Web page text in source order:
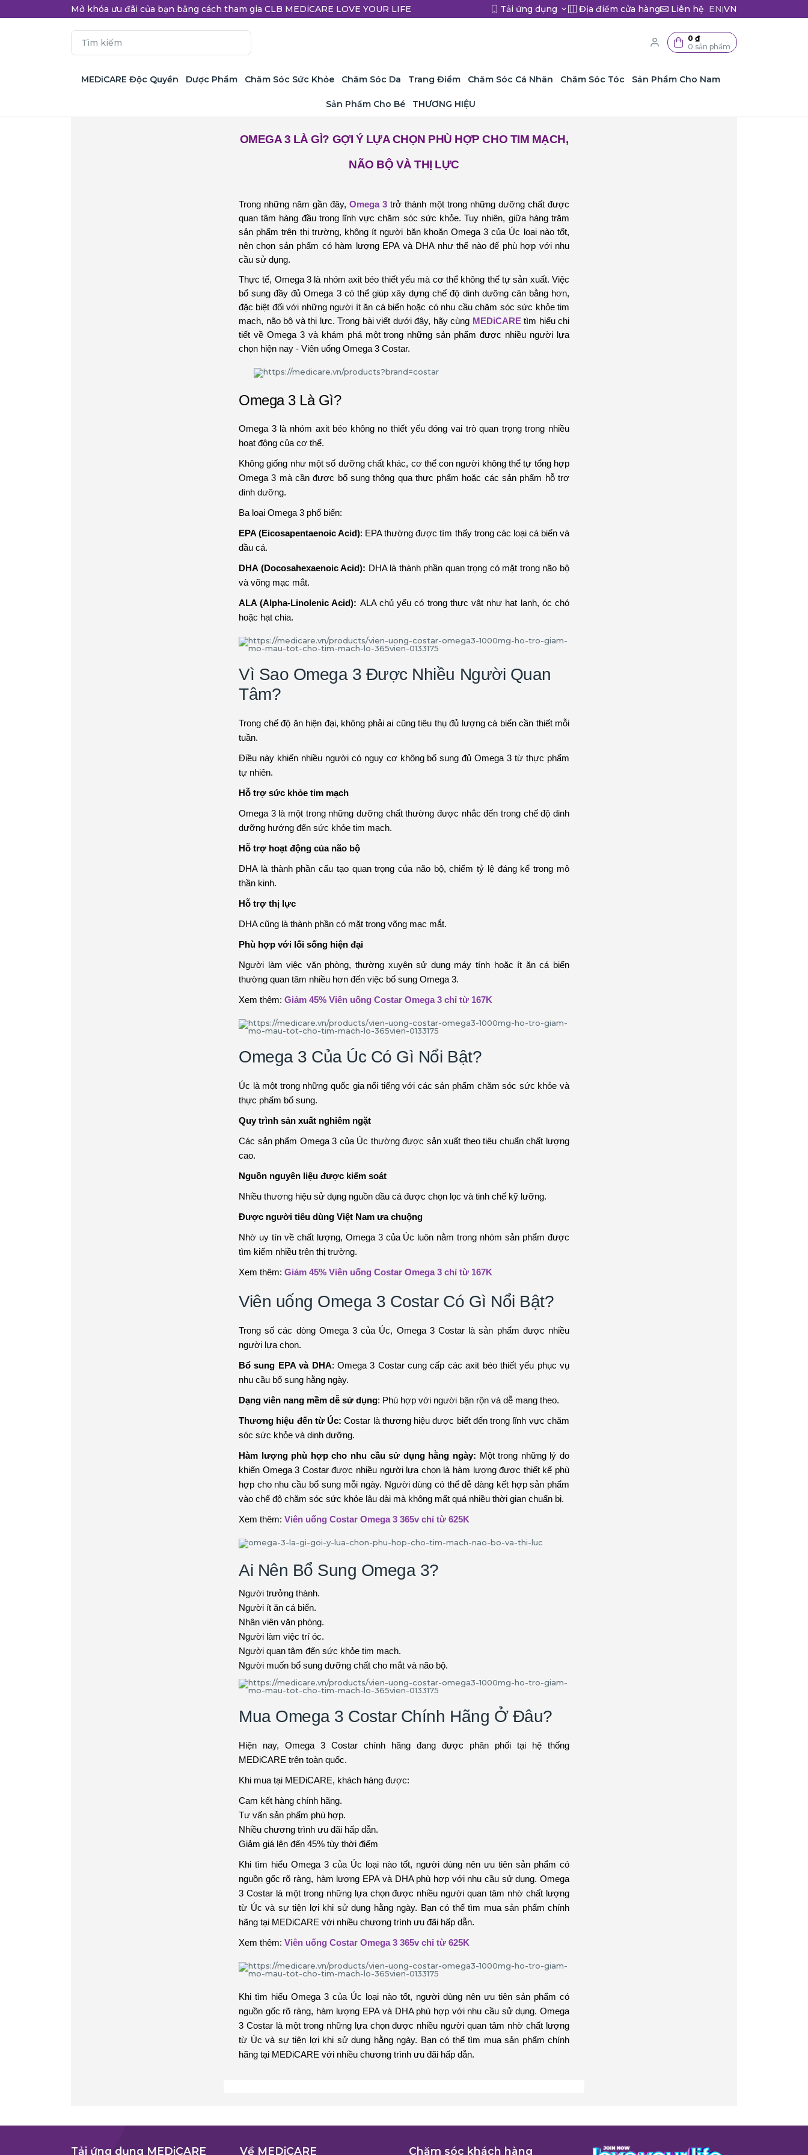
Mở khóa ưu đãi của bạn bằng cách tham gia CLB MEDiCARE LOVE YOUR LIFE Tải ứng dụng Địa điểm cửa hàng Liên hệ EN|VN
0 ₫
0 sản phẩm
MEDiCARE Độc Quyền Dược Phẩm Chăm Sóc Sức Khỏe Chăm Sóc Da Trang Điểm Chăm Sóc Cá Nhân Chăm Sóc Tóc Sản Phẩm Cho Nam
Sản Phẩm Cho Bé THƯƠNG HIỆU
OMEGA 3 LÀ GÌ? GỢI Ý LỰA CHỌN PHÙ HỢP CHO TIM MẠCH,
NÃO BỘ VÀ THỊ LỰC
Trong những năm gần đây, Omega 3 trở thành một trong những dưỡng chất được
quan tâm hàng đầu trong lĩnh vực chăm sóc sức khỏe. Tuy nhiên, giữa hàng trăm
sản phẩm trên thị trường, không ít người băn khoăn Omega 3 của Úc loại nào tốt,
nên chọn sản phẩm có hàm lượng EPA và DHA như thế nào để phù hợp với nhu
cầu sử dụng.
Thực tế, Omega 3 là nhóm axit béo thiết yếu mà cơ thể không thể tự sản xuất. Việc
bổ sung đầy đủ Omega 3 có thể giúp xây dựng chế độ dinh dưỡng cân bằng hơn,
đặc biệt đối với những người ít ăn cá biển hoặc có nhu cầu chăm sóc sức khỏe tim
mạch, não bộ và thị lực. Trong bài viết dưới đây, hãy cùng MEDiCAREtìm hiểu chi
tiết về Omega 3 và khám phá một trong những sản phẩm được nhiều người lựa
chọn hiện nay - Viên uống Omega 3 Costar.
Omega 3 Là Gì?
Omega 3 là nhóm axit béo không no thiết yếu đóng vai trò quan trọng trong nhiều
hoạt động của cơ thể.
Không giống như một số dưỡng chất khác, cơ thể con người không thể tự tổng hợp
Omega 3 mà cần được bổ sung thông qua thực phẩm hoặc các sản phẩm hỗ trợ
dinh dưỡng.
Ba loại Omega 3 phổ biến:
EPA (Eicosapentaenoic Acid): EPA thường được tìm thấy trong các loại cá biển và
dầu cá.
DHA (Docosahexaenoic Acid): DHA là thành phần quan trọng có mặt trong não bộ
và võng mạc mắt.
ALA (Alpha-Linolenic Acid): ALA chủ yếu có trong thực vật như hạt lanh, óc chó
hoặc hạt chia.
Vì Sao Omega 3 Được Nhiều Người Quan
Tâm?
Trong chế độ ăn hiện đại, không phải ai cũng tiêu thụ đủ lượng cá biển cần thiết mỗi
tuần.
Điều này khiến nhiều người có nguy cơ không bổ sung đủ Omega 3 từ thực phẩm
tự nhiên.
Hỗ trợ sức khỏe tim mạch
Omega 3 là một trong những dưỡng chất thường được nhắc đến trong chế độ dinh
dưỡng hướng đến sức khỏe tim mạch.
Hỗ trợ hoạt động của não bộ
DHA là thành phần cấu tạo quan trọng của não bộ, chiếm tỷ lệ đáng kể trong mô
thần kinh.
Hỗ trợ thị lực
DHA cũng là thành phần có mặt trong võng mạc mắt.
Phù hợp với lối sống hiện đại
Người làm việc văn phòng, thường xuyên sử dụng máy tính hoặc ít ăn cá biển
thường quan tâm nhiều hơn đến việc bổ sung Omega 3.
Xem thêm: Giảm 45% Viên uống Costar Omega 3 chỉ từ 167K
Omega 3 Của Úc Có Gì Nổi Bật?
Úc là một trong những quốc gia nổi tiếng với các sản phẩm chăm sóc sức khỏe và
thực phẩm bổ sung.
Quy trình sản xuất nghiêm ngặt
Các sản phẩm Omega 3 của Úc thường được sản xuất theo tiêu chuẩn chất lượng
cao.
Nguồn nguyên liệu được kiểm soát
Nhiều thương hiệu sử dụng nguồn dầu cá được chọn lọc và tinh chế kỹ lưỡng.
Được người tiêu dùng Việt Nam ưa chuộng
Nhờ uy tín về chất lượng, Omega 3 của Úc luôn nằm trong nhóm sản phẩm được
tìm kiếm nhiều trên thị trường.
Xem thêm: Giảm 45% Viên uống Costar Omega 3 chỉ từ 167K
Viên uống Omega 3 Costar Có Gì Nổi Bật?
Trong số các dòng Omega 3 của Úc, Omega 3 Costar là sản phẩm được nhiều
người lựa chọn.
Bổ sung EPA và DHA: Omega 3 Costar cung cấp các axit béo thiết yếu phục vụ
nhu cầu bổ sung hằng ngày.
Dạng viên nang mềm dễ sử dụng: Phù hợp với người bận rộn và dễ mang theo.
Thương hiệu đến từ Úc: Costar là thương hiệu được biết đến trong lĩnh vực chăm
sóc sức khỏe và dinh dưỡng.
Hàm lượng phù hợp cho nhu cầu sử dụng hằng ngày: Một trong những lý do
khiến Omega 3 Costar được nhiều người lựa chọn là hàm lượng được thiết kế phù
hợp cho nhu cầu bổ sung mỗi ngày. Người dùng có thể dễ dàng kết hợp sản phẩm
vào chế độ chăm sóc sức khỏe lâu dài mà không mất quá nhiều thời gian chuẩn bị.
Xem thêm: Viên uống Costar Omega 3 365v chỉ từ 625K
Ai Nên Bổ Sung Omega 3?
Người trưởng thành.
Người ít ăn cá biển.
Nhân viên văn phòng.
Người làm việc trí óc.
Người quan tâm đến sức khỏe tim mạch.
Người muốn bổ sung dưỡng chất cho mắt và não bộ.
Mua Omega 3 Costar Chính Hãng Ở Đâu?
Hiện nay, Omega 3 Costar chính hãng đang được phân phối tại hệ thống
MEDiCARE trên toàn quốc.
Khi mua tại MEDiCARE, khách hàng được:
Cam kết hàng chính hãng.
Tư vấn sản phẩm phù hợp.
Nhiều chương trình ưu đãi hấp dẫn.
Giảm giá lên đến 45% tùy thời điểm
Khi tìm hiểu Omega 3 của Úc loại nào tốt, người dùng nên ưu tiên sản phẩm có
nguồn gốc rõ ràng, hàm lượng EPA và DHA phù hợp với nhu cầu sử dụng. Omega
3 Costar là một trong những lựa chọn được nhiều người quan tâm nhờ chất lượng
từ Úc và sự tiện lợi khi sử dụng hằng ngày. Bạn có thể tìm mua sản phẩm chính
hãng tại MEDiCARE với nhiều chương trình ưu đãi hấp dẫn.
Xem thêm: Viên uống Costar Omega 3 365v chỉ từ 625K
Khi tìm hiểu Omega 3 của Úc loại nào tốt, người dùng nên ưu tiên sản phẩm có
nguồn gốc rõ ràng, hàm lượng EPA và DHA phù hợp với nhu cầu sử dụng. Omega
3 Costar là một trong những lựa chọn được nhiều người quan tâm nhờ chất lượng
từ Úc và sự tiện lợi khi sử dụng hằng ngày. Bạn có thể tìm mua sản phẩm chính
hãng tại MEDiCARE với nhiều chương trình ưu đãi hấp dẫn.
Tải ứng dụng MEDiCARE Về MEDiCARE Chăm sóc khách hàng